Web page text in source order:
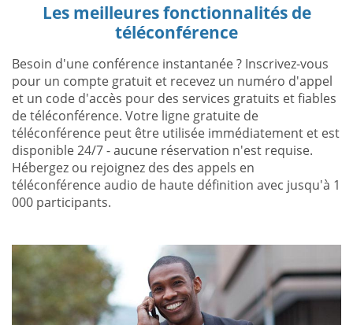
Les meilleures fonctionnalités de
téléconférence
Besoin d'une conférence instantanée ? Inscrivez-vous
pour un compte gratuit et recevez un numéro d'appel
et un code d'accès pour des services gratuits et fiables
de téléconférence. Votre ligne gratuite de
téléconférence peut être utilisée immédiatement et est
disponible 24/7 - aucune réservation n'est requise.
Hébergez ou rejoignez des des appels en
téléconférence audio de haute définition avec jusqu'à 1
000 participants.